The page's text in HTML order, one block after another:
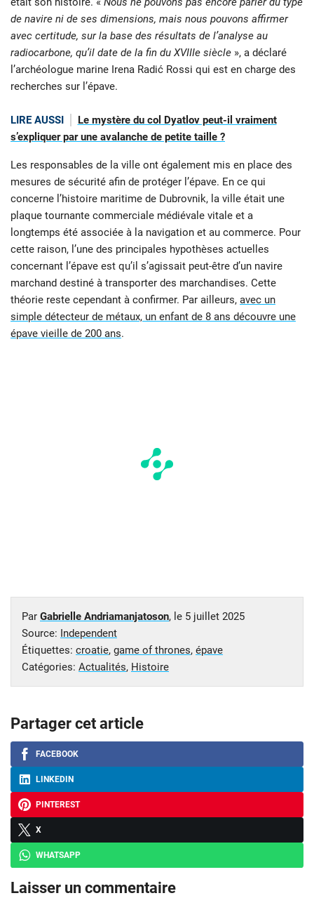
de navire ni de ses dimensions, mais nous pouvons affirmer
avec certitude, sur la base des résultats de l’analyse au
radiocarbone, qu’il date de la fin du XVIIIe siècle », a déclaré
l’archéologue marine Irena Radić Rossi qui est en charge des
recherches sur l’épave.
LIRE AUSSI
Le mystère du col Dyatlov peut-il vraiment
s’expliquer par une avalanche de petite taille ?
Les responsables de la ville ont également mis en place des
mesures de sécurité afin de protéger l’épave. En ce qui
concerne l’histoire maritime de Dubrovnik, la ville était une
plaque tournante commerciale médiévale vitale et a
longtemps été associée à la navigation et au commerce. Pour
cette raison, l’une des principales hypothèses actuelles
concernant l’épave est qu’il s’agissait peut-être d’un navire
marchand destiné à transporter des marchandises. Cette
théorie reste cependant à confirmer. Par ailleurs, avec un
simple détecteur de métaux, un enfant de 8 ans découvre une
épave vieille de 200 ans.
Par Gabrielle Andriamanjatoson, le 5 juillet 2025
Source: Independent
Étiquettes: croatie, game of thrones, épave
Catégories: Actualités, Histoire
Partager cet article
FACEBOOK
LINKEDIN
PINTEREST
X
WHATSAPP
Laisser un commentaire